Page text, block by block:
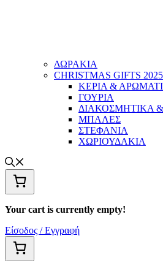
ΔΩΡΑΚΙΑ
CHRISTMAS GIFTS 2025
ΚΕΡΙΑ &
ΓΟΥΡΙΑ
ΔΙΑΚΟΣΜΗΤΙΚΑ
ΜΠΑΛΕΣ
ΣΤΕΦΑΝΙΑ
ΧΩΡΙΟΥΔΑΚΙΑ
Your cart is currently empty!
Είσοδος / Εγγραφή